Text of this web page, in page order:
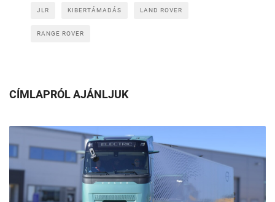
JLR KIBERTÁMADÁS LAND ROVER
RANGE ROVER
CÍMLAPRÓL AJÁNLJUK